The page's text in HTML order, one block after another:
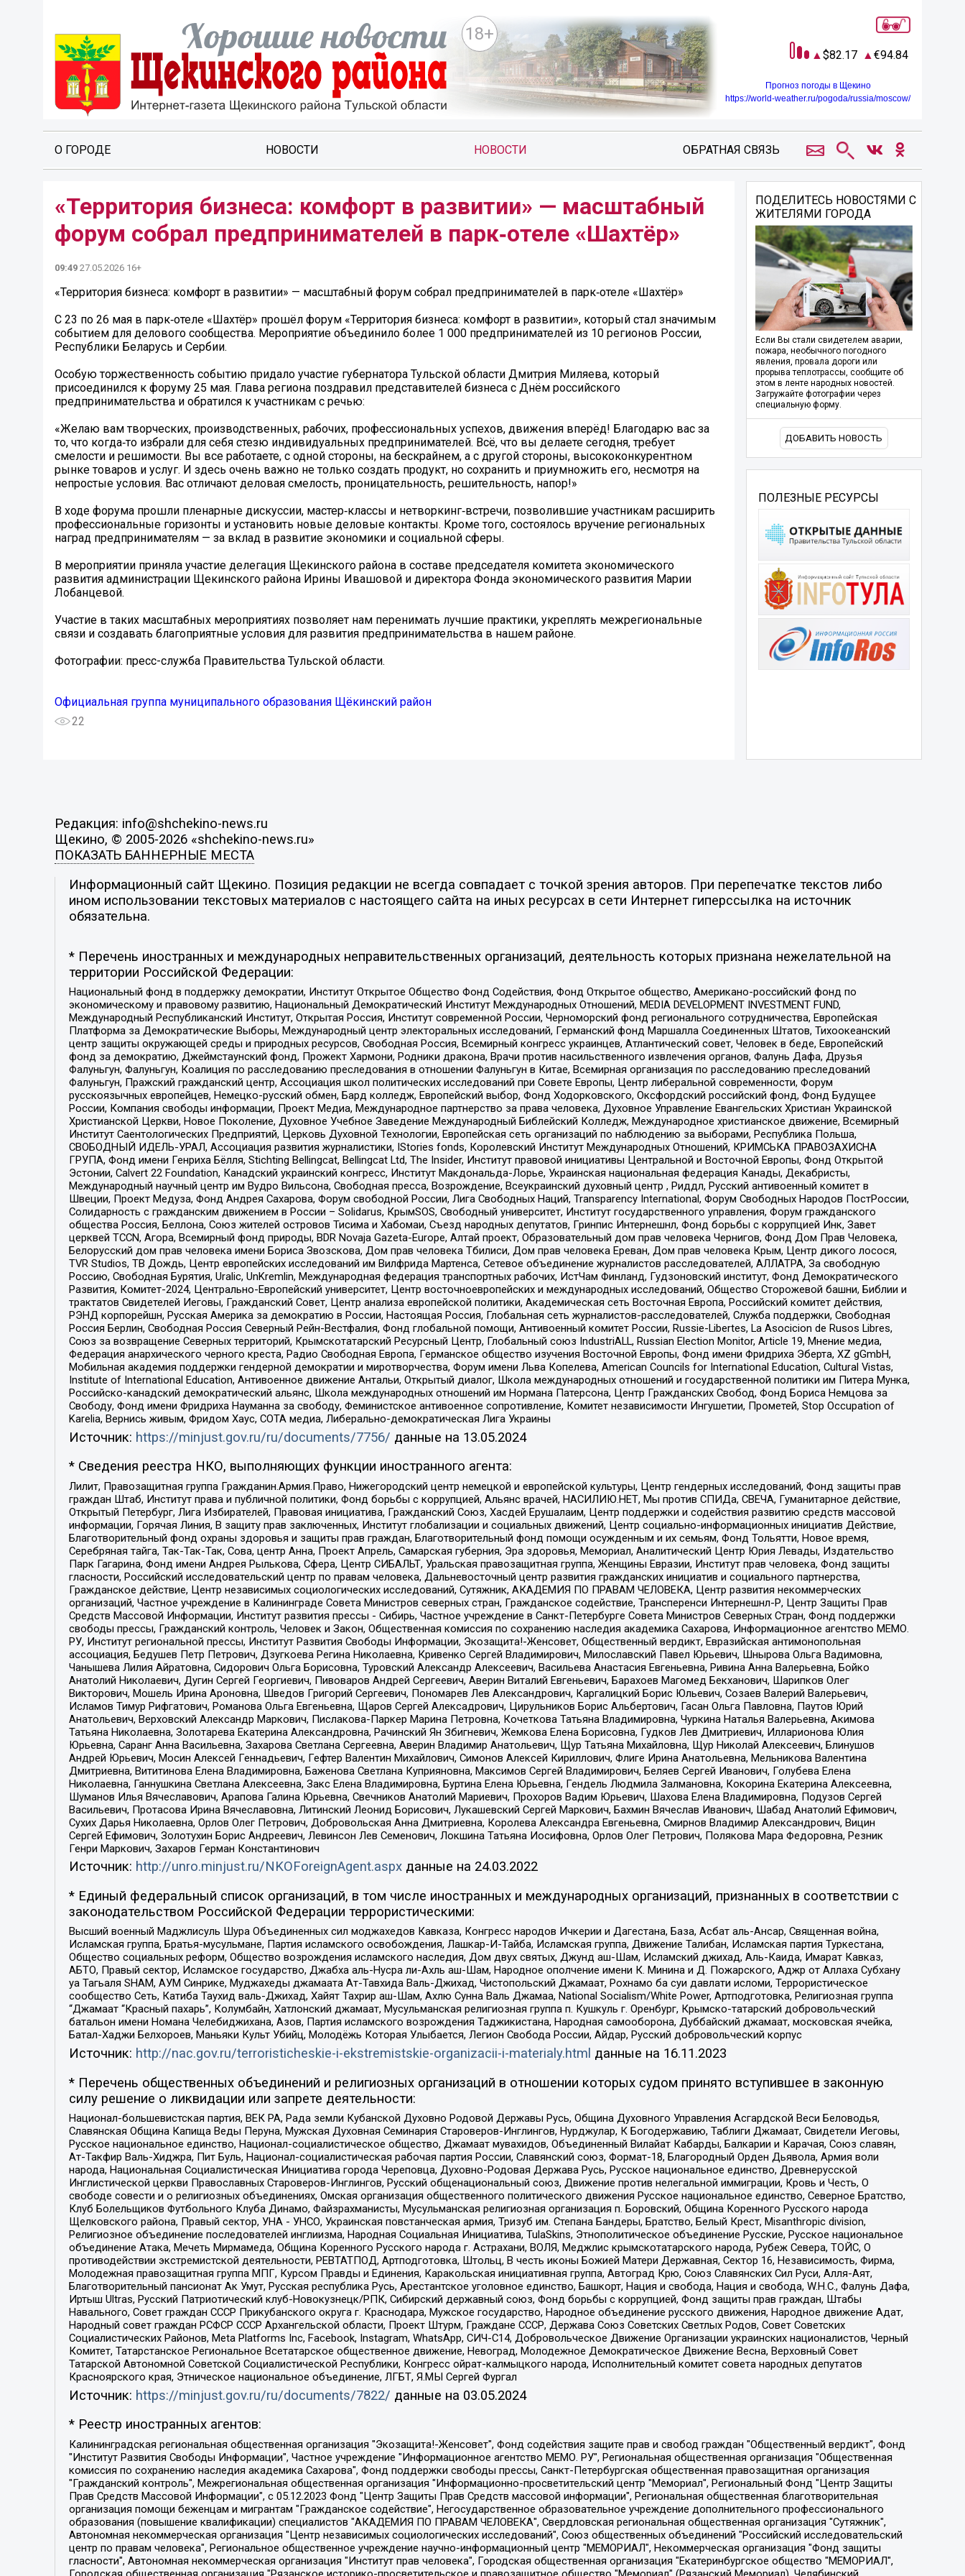
18+
82.17 94.84
Прогноз погоды в Щекино
https://world-weather.ru/pogoda/russia/moscow/
О ГОРОДЕ НОВОСТИ НОВОСТИ ОБРАТНАЯ СВЯЗЬ
«Территория бизнеса: комфорт в развитии» — масштабный
форум собрал предпринимателей в парк‑отеле «Шахтёр»
09:49 27.05.2026 16+
«Территория бизнеса: комфорт в развитии» — масштабный форум собрал предпринимателей в парк‑отеле «Шахтёр»
С 23 по 26 мая в парк‑отеле «Шахтёр» прошёл форум «Территория бизнеса: комфорт в развитии», который стал значимым
событием для делового сообщества. Мероприятие объединило более 1 000 предпринимателей из 10 регионов России,
Республики Беларусь и Сербии.
Особую торжественность событию придало участие губернатора Тульской области Дмитрия Миляева, который
присоединился к форуму 25 мая. Глава региона поздравил представителей бизнеса с Днём российского
предпринимательства и обратился к участникам с речью:
«Желаю вам творческих, производственных, рабочих, профессиональных успехов, движения вперёд! Благодарю вас за
то, что когда‑то избрали для себя стезю индивидуальных предпринимателей. Всё, что вы делаете сегодня, требует
смелости и решимости. Вы все работаете, с одной стороны, на бескрайнем, а с другой стороны, высококонкурентном
рынке товаров и услуг. И здесь очень важно не только создать продукт, но сохранить и приумножить его, несмотря на
непростые условия. Вас отличают деловая смелость, проницательность, решительность, напор!»
В ходе форума прошли пленарные дискуссии, мастер‑классы и нетворкинг‑встречи, позволившие участникам расширить
профессиональные горизонты и установить новые деловые контакты. Кроме того, состоялось вручение региональных
наград предпринимателям — за вклад в развитие экономики и социальной сферы.
В мероприятии приняла участие делегация Щекинского района в составе председателя комитета экономического
развития администрации Щекинского района Ирины Ивашовой и директора Фонда экономического развития Марии
Лобанцевой.
Участие в таких масштабных мероприятиях позволяет нам перенимать лучшие практики, укреплять межрегиональные
связи и создавать благоприятные условия для развития предпринимательства в нашем районе.
Фотографии: пресс-служба Правительства Тульской области.
Официальная группа муниципального образования Щёкинский район
22
ПОДЕЛИТЕСЬ НОВОСТЯМИ С
ЖИТЕЛЯМИ ГОРОДА
Если Вы стали свидетелем аварии,
пожара, необычного погодного
явления, провала дороги или
прорыва теплотрассы, сообщите об
этом в ленте народных новостей.
Загружайте фотографии через
специальную форму.
ДОБАВИТЬ НОВОСТЬ
ПОЛЕЗНЫЕ РЕСУРСЫ
Редакция: info@shchekino-news.ru
Щекино, © 2005-2026 «shchekino-news.ru»
ПОКАЗАТЬ БАННЕРНЫЕ МЕСТА
Информационный сайт Щекино. Позиция редакции не всегда совпадает с точкой зрения авторов. При перепечатке текстов либо
ином использовании текстовых материалов с настоящего сайта на иных ресурсах в сети Интернет гиперссылка на источник
обязательна.
* Перечень иностранных и международных неправительственных организаций, деятельность которых признана нежелательной на
территории Российской Федерации:
Национальный фонд в поддержку демократии, Институт Открытое Общество Фонд Содействия, Фонд Открытое общество, Американо-российский фонд по
экономическому и правовому развитию, Национальный Демократический Институт Международных Отношений, MEDIA DEVELOPMENT INVESTMENT FUND,
Международный Республиканский Институт, Открытая Россия, Институт современной России, Черноморский фонд регионального сотрудничества, Европейская
Платформа за Демократические Выборы, Международный центр электоральных исследований, Германский фонд Маршалла Соединенных Штатов, Тихоокеанский
центр защиты окружающей среды и природных ресурсов, Свободная Россия, Всемирный конгресс украинцев, Атлантический совет, Человек в беде, Европейский
фонд за демократию, Джеймстаунский фонд, Прожект Хармони, Родники дракона, Врачи против насильственного извлечения органов, Фалунь Дафа, Друзья
Фалуньгун, Фалуньгун, Коалиция по расследованию преследования в отношении Фалуньгун в Китае, Всемирная организация по расследованию преследований
Фалуньгун, Пражский гражданский центр, Ассоциация школ политических исследований при Совете Европы, Центр либеральной современности, Форум
русскоязычных европейцев, Немецко-русский обмен, Бард колледж, Европейский выбор, Фонд Ходорковского, Оксфордский российский фонд, Фонд Будущее
России, Компания свободы информации, Проект Медиа, Международное партнерство за права человека, Духовное Управление Евангельских Христиан Украинской
Христианской Церкви, Новое Поколение, Духовное Учебное Заведение Международный Библейский Колледж, Международное христианское движение, Всемирный
Институт Саентологических Предприятий, Церковь Духовной Технологии, Европейская сеть организаций по наблюдению за выборами, Республика Польша,
СВОБОДНЫЙ ИДЕЛЬ-УРАЛ, Ассоциация развития журналистики, IStories fonds, Королевский Институт Международных Отношений, КРИМСЬКА ПРАВОЗАХИСНА
ГРУПА, Фонд имени Генриха Бёлля, Stichting Bellingcat, Bellingcat Ltd, The Insider, Институт правовой инициативы Центральной и Восточной Европы, Фонд Открытой
Эстонии, Calvert 22 Foundation, Канадский украинский конгресс, Институт Макдональда-Лорье, Украинская национальная федерация Канады, Декабристы,
Международный научный центр им Вудро Вильсона, Свободная пресса, Возрождение, Всеукраинский духовный центр , Риддл, Русский антивоенный комитет в
Швеции, Проект Медуза, Фонд Андрея Сахарова, Форум свободной России, Лига Свободных Наций, Transparеncy International, Форум Свободных Народов ПостРоссии,
Солидарность с гражданским движением в России – Solidarus, КрымSOS, Свободный университет, Институт государственного управления, Форум гражданского
общества Россия, Беллона, Союз жителей островов Тисима и Хабомаи, Съезд народных депутатов, Гринпис Интернешнл, Фонд борьбы с коррупцией Инк, Завет
церквей TCCN, Агора, Всемирный фонд природы, BDR Novaja Gazeta-Europe, Алтай проект, Образовательный дом прав человека Чернигов, Фонд Дом Прав Человека,
Белорусский дом прав человека имени Бориса Звозскова, Дом прав человека Тбилиси, Дом прав человека Ереван, Дом прав человека Крым, Центр дикого лосося,
TVR Studios, ТВ Дождь, Центр европейских исследований им Вилфрида Мартенса, Сетевое объединение журналистов расследователей, АЛЛАТРА, За свободную
Россию, Свободная Бурятия, Uralic, UnKremlin, Международная федерация транспортных рабочих, ИстЧам Финланд, Гудзоновский институт, Фонд Демократического
Развития, Комитет-2024, Центрально-Европейский университет, Центр восточноевропейских и международных исследований, Общество Сторожевой башни, Библии и
трактатов Свидетелей Иеговы, Гражданский Совет, Центр анализа европейской политики, Академическая сеть Восточная Европа, Российский комитет действия,
РЭНД корпорейшн, Русская Америка за демократию в России, Настоящая Россия, Глобальная сеть журналистов-расследователей, Служба поддержки, Свободная
Россия Берлин, Свободная Россия Северный Рейн-Вестфалия, Фонд глобальной помощи, Антивоенный комитет России, Russie-Libertes, La Asocicion de Rusos Libres,
Союз за возвращение Северных территорий, Крымскотатарский Ресурсный Центр, Глобальный союз IndustriALL, Russian Election Monitor, Article 19, Мнение медиа,
Федерация анархического черного креста, Радио Свободная Европа, Германское общество изучения Восточной Европы, Фонд имени Фридриха Эберта, XZ gGmbH,
Мобильная академия поддержки гендерной демократии и миротворчества, Форум имени Льва Копелева, American Councils for International Education, Cultural Vistas,
Institute of International Education, Антивоенное движение Антальи, Открытый диалог, Школа международных отношений и государственной политики им Питера Мунка,
Российско-канадский демократический альянс, Школа международных отношений им Нормана Патерсона, Центр Гражданских Свобод, Фонд Бориса Немцова за
Свободу, Фонд имени Фридриха Науманна за свободу, Феминистское антивоенное сопротивление, Комитет независимости Ингушетии, Прометей, Stop Occupation of
Karelia, Вернись живым, Фридом Хаус, СОТА медиа, Либерально-демократическая Лига Украины
Источник: https://minjust.gov.ru/ru/documents/7756/ данные на 13.05.2024
* Сведения реестра НКО, выполняющих функции иностранного агента:
Лилит, Правозащитная группа Гражданин.Армия.Право, Нижегородский центр немецкой и европейской культуры, Центр гендерных исследований, Фонд защиты прав
граждан Штаб, Институт права и публичной политики, Фонд борьбы с коррупцией, Альянс врачей, НАСИЛИЮ.НЕТ, Мы против СПИДа, СВЕЧА, Гуманитарное действие,
Открытый Петербург, Лига Избирателей, Правовая инициатива, Гражданский Союз, Хасдей Ерушалаим, Центр поддержки и содействия развитию средств массовой
информации, Горячая Линия, В защиту прав заключенных, Институт глобализации и социальных движений, Центр социально-информационных инициатив Действие,
Благотворительный фонд охраны здоровья и защиты прав граждан, Благотворительный фонд помощи осужденным и их семьям, Фонд Тольятти, Новое время,
Серебряная тайга, Так-Так-Так, Сова, центр Анна, Проект Апрель, Самарская губерния, Эра здоровья, Мемориал, Аналитический Центр Юрия Левады, Издательство
Парк Гагарина, Фонд имени Андрея Рылькова, Сфера, Центр СИБАЛЬТ, Уральская правозащитная группа, Женщины Евразии, Институт прав человека, Фонд защиты
гласности, Российский исследовательский центр по правам человека, Дальневосточный центр развития гражданских инициатив и социального партнерства,
Гражданское действие, Центр независимых социологических исследований, Сутяжник, АКАДЕМИЯ ПО ПРАВАМ ЧЕЛОВЕКА, Центр развития некоммерческих
организаций, Частное учреждение в Калининграде Совета Министров северных стран, Гражданское содействие, Трансперенси Интернешнл-Р, Центр Защиты Прав
Средств Массовой Информации, Институт развития прессы - Сибирь, Частное учреждение в Санкт-Петербурге Совета Министров Северных Стран, Фонд поддержки
свободы прессы, Гражданский контроль, Человек и Закон, Общественная комиссия по сохранению наследия академика Сахарова, Информационное агентство МЕМО.
РУ, Институт региональной прессы, Институт Развития Свободы Информации, Экозащита!-Женсовет, Общественный вердикт, Евразийская антимонопольная
ассоциация, Бедушев Петр Петрович, Дзугкоева Регина Николаевна, Кривенко Сергей Владимирович, Милославский Павел Юрьевич, Шнырова Ольга Вадимовна,
Чанышева Лилия Айратовна, Сидорович Ольга Борисовна, Туровский Александр Алексеевич, Васильева Анастасия Евгеньевна, Ривина Анна Валерьевна, Бойко
Анатолий Николаевич, Дугин Сергей Георгиевич, Пивоваров Андрей Сергеевич, Аверин Виталий Евгеньевич, Барахоев Магомед Бекханович, Шарипков Олег
Викторович, Мошель Ирина Ароновна, Шведов Григорий Сергеевич, Пономарев Лев Александрович, Каргалицкий Борис Юльевич, Созаев Валерий Валерьевич,
Исламов Тимур Рифгатович, Романова Ольга Евгеньевна, Щаров Сергей Алексадрович, Цирульников Борис Альбертович, Гасан Ольга Павловна, Паутов Юрий
Анатольевич, Верховский Александр Маркович, Пислакова-Паркер Марина Петровна, Кочеткова Татьяна Владимировна, Чуркина Наталья Валерьевна, Акимова
Татьяна Николаевна, Золотарева Екатерина Александровна, Рачинский Ян Збигневич, Жемкова Елена Борисовна, Гудков Лев Дмитриевич, Илларионова Юлия
Юрьевна, Саранг Анна Васильевна, Захарова Светлана Сергеевна, Аверин Владимир Анатольевич, Щур Татьяна Михайловна, Щур Николай Алексеевич, Блинушов
Андрей Юрьевич, Мосин Алексей Геннадьевич, Гефтер Валентин Михайлович, Симонов Алексей Кириллович, Флиге Ирина Анатольевна, Мельникова Валентина
Дмитриевна, Вититинова Елена Владимировна, Баженова Светлана Куприяновна, Максимов Сергей Владимирович, Беляев Сергей Иванович, Голубева Елена
Николаевна, Ганнушкина Светлана Алексеевна, Закс Елена Владимировна, Буртина Елена Юрьевна, Гендель Людмила Залмановна, Кокорина Екатерина Алексеевна,
Шуманов Илья Вячеславович, Арапова Галина Юрьевна, Свечников Анатолий Мариевич, Прохоров Вадим Юрьевич, Шахова Елена Владимировна, Подузов Сергей
Васильевич, Протасова Ирина Вячеславовна, Литинский Леонид Борисович, Лукашевский Сергей Маркович, Бахмин Вячеслав Иванович, Шабад Анатолий Ефимович,
Сухих Дарья Николаевна, Орлов Олег Петрович, Добровольская Анна Дмитриевна, Королева Александра Евгеньевна, Смирнов Владимир Александрович, Вицин
Сергей Ефимович, Золотухин Борис Андреевич, Левинсон Лев Семенович, Локшина Татьяна Иосифовна, Орлов Олег Петрович, Полякова Мара Федоровна, Резник
Генри Маркович, Захаров Герман Константинович
Источник: http://unro.minjust.ru/NKOForeignAgent.aspxданные на 24.03.2022
* Единый федеральный список организаций, в том числе иностранных и международных организаций, признанных в соответствии с
законодательством Российской Федерации террористическими:
Высший военный Маджлисуль Шура Объединенных сил моджахедов Кавказа, Конгресс народов Ичкерии и Дагестана, База, Асбат аль-Ансар, Священная война,
Исламская группа, Братья-мусульмане, Партия исламского освобождения, Лашкар-И-Тайба, Исламская группа, Движение Талибан, Исламская партия Туркестана,
Общество социальных реформ, Общество возрождения исламского наследия, Дом двух святых, Джунд аш-Шам, Исламский джихад, Аль-Каида, Имарат Кавказ,
АБТО, Правый сектор, Исламское государство, Джабха аль-Нусра ли-Ахль аш-Шам, Народное ополчение имени К. Минина и Д. Пожарского, Аджр от Аллаха Субхану
уа Тагьаля SHAM, АУМ Синрике, Муджахеды джамаата Ат-Тавхида Валь-Джихад, Чистопольский Джамаат, Рохнамо ба суи давлати исломи, Террористическое
сообщество Сеть, Катиба Таухид валь-Джихад, Хайят Тахрир аш-Шам, Ахлю Сунна Валь Джамаа, National Socialism/White Power, Артподготовка, Религиозная группа
“Джамаат “Красный пахарь”, Колумбайн, Хатлонский джамаат, Мусульманская религиозная группа п. Кушкуль г. Оренбург, Крымско-татарский добровольческий
батальон имени Номана Челебиджихана, Азов, Партия исламского возрождения Таджикистана, Народная самооборона, Дуббайский джамаат, московская ячейка,
Батал-Хаджи Белхороев, Маньяки Культ Убийц, Молодёжь Которая Улыбается, Легион Свобода России, Айдар, Русский добровольческий корпус
Источник: http://nac.gov.ru/terroristicheskie-i-ekstremistskie-organizacii-i-materialy.html данные на 16.11.2023
* Перечень общественных объединений и религиозных организаций в отношении которых судом принято вступившее в законную
силу решение о ликвидации или запрете деятельности:
Национал-большевистская партия, ВЕК РА, Рада земли Кубанской Духовно Родовой Державы Русь, Община Духовного Управления Асгардской Веси Беловодья,
Славянская Община Капища Веды Перуна, Мужская Духовная Семинария Староверов-Инглингов, Нурджулар, К Богодержавию, Таблиги Джамаат, Свидетели Иеговы,
Русское национальное единство, Национал-социалистическое общество, Джамаат мувахидов, Объединенный Вилайат Кабарды, Балкарии и Карачая, Союз славян,
Ат-Такфир Валь-Хиджра, Пит Буль, Национал-социалистическая рабочая партия России, Славянский союз, Формат-18, Благородный Орден Дьявола, Армия воли
народа, Национальная Социалистическая Инициатива города Череповца, Духовно-Родовая Держава Русь, Русское национальное единство, Древнерусской
Инглистической церкви Православных Староверов-Инглингов, Русский общенациональный союз, Движение против нелегальной иммиграции, Кровь и Честь, О
свободе совести и о религиозных объединениях, Омская организация общественного политического движения Русское национальное единство, Северное Братство,
Клуб Болельщиков Футбольного Клуба Динамо, Файзрахманисты, Мусульманская религиозная организация п. Боровский, Община Коренного Русского народа
Щелковского района, Правый сектор, УНА - УНСО, Украинская повстанческая армия, Тризуб им. Степана Бандеры, Братство, Белый Крест, Misanthropic division,
Религиозное объединение последователей инглиизма, Народная Социальная Инициатива, TulaSkins, Этнополитическое объединение Русские, Русское национальное
объединение Атака, Мечеть Мирмамеда, Община Коренного Русского народа г. Астрахани, ВОЛЯ, Меджлис крымскотатарского народа, Рубеж Севера, ТОЙС, О
противодействии экстремистской деятельности, РЕВТАТПОД, Артподготовка, Штольц, В честь иконы Божией Матери Державная, Сектор 16, Независимость, Фирма,
Молодежная правозащитная группа МПГ, Курсом Правды и Единения, Каракольская инициативная группа, Автоград Крю, Союз Славянских Сил Руси, Алля-Аят,
Благотворительный пансионат Ак Умут, Русская республика Русь, Арестантское уголовное единство, Башкорт, Нация и свобода, Нация и свобода, W.H.С., Фалунь Дафа,
Иртыш Ultras, Русский Патриотический клуб-Новокузнецк/РПК, Сибирский державный союз, Фонд борьбы с коррупцией, Фонд защиты прав граждан, Штабы
Навального, Совет граждан СССР Прикубанского округа г. Краснодара, Мужское государство, Народное объединение русского движения, Народное движение Адат,
Народный совет граждан РСФСР СССР Архангельской области, Проект Штурм, Граждане СССР, Держава Союз Советских Светлых Родов, Совет Советских
Социалистических Районов, Meta Platforms Inc, Facebook, Instagram, WhatsApp, СИЧ-С14, Добровольческое Движение Организации украинских националистов, Черный
Комитет, Татарстанское Региональное Всетатарское общественное движение, Невоград, Молодежное Демократическое Движение Весна, Верховный Совет
Татарской Автономной Советской Социалистической Республики, Конгресс ойрат-калмыцкого народа, Исполнительный комитет совета народных депутатов
Красноярского края, Этническое национальное объединение, ЛГБТ, Я.МЫ Сергей Фургал
Источник: https://minjust.gov.ru/ru/documents/7822/ данные на 03.05.2024
* Реестр иностранных агентов:
Калининградская региональная общественная организация "Экозащита!-Женсовет", Фонд содействия защите прав и свобод граждан "Общественный вердикт", Фонд "Институт Развития Свободы Информации", Частное учреждение "Информационное агентство МЕМО. РУ", Региональная общественная организация "Общественная комиссия по сохранению наследия академика Сахарова", Фонд поддержки свободы прессы, Санкт-Петербургская общественная правозащитная организация "Гражданский контроль", Межрегиональная общественная организация "Информационно-просветительский центр "Мемориал", Региональный Фонд "Центр Защиты Прав Средств Массовой Информации", с 05.12.2023 Фонд "Центр Защиты Прав Средств массовой информации", Региональная общественная благотворительная организация помощи беженцам и мигрантам "Гражданское содействие", Негосударственное образовательное учреждение дополнительного профессионального образования (повышение квалификации) специалистов "АКАДЕМИЯ ПО ПРАВАМ ЧЕЛОВЕКА", Свердловская региональная общественная организация "Сутяжник", Автономная некоммерческая организация "Центр независимых социологических исследований", Союз общественных объединений "Российский исследовательский центр по правам человека", Региональное общественное учреждение научно-информационный центр "МЕМОРИАЛ", Некоммерческая организация "Фонд защиты гласности", Автономная некоммерческая организация "Институт прав человека", Городская общественная организация "Екатеринбургское общество "МЕМОРИАЛ", Городская общественная организация "Рязанское историко-просветительское и правозащитное общество "Мемориал" (Рязанский Мемориал), Челябинский региональный орган общественной самодеятельности – женское общественное объединение "Женщины Евразии", Челябинский региональный орган общественной самодеятельности "Уральская правозащитная группа", Фонд содействия защите здоровья и социальной справедливости имени Андрея Рылькова, Автономная Некоммерческая Организация "Аналитический Центр Юрия Левады", Автономная некоммерческая организация социальной поддержки населения "Проект Апрель", Региональная общественная организация помощи женщинам и детям, находящимся в кризисной ситуации "Информационно-методический центр "Анна", Фонд содействия развитию массовых коммуникаций и правовому просвещению "Так-так-Так", Фонд содействия устойчивому развитию "Серебряная тайга", Свердловский региональный общественный фонд социальных проектов "Новое время", "Idel.Реалии", Кавказ.Реалии, Крым.Реалии, Телеканал Настоящее Время, Татаро-башкирская служба Радио Свобода (Azatliq Radiosi), Радио Свободная Европа/Радио Свобода (PCE/PC), "Сибирь.Реалии", "Фактограф", Благотворительный фонд помощи осужденным и их семьям, Автономная некоммерческая организация "Институт глобализации и социальных движений", Фонд "В защиту прав заключенных", Частное учреждение "Центр поддержки и содействия развитию средств массовой информации", Пензенский региональный общественный благотворительный фонд "Гражданский союз", "Север.Реалии", Некоммерческая организация Фонд "Правовая инициатива", Общество с ограниченной ответственностью "Радио Свободная Европа/Радио Свобода", Чешское информационное агентство "MEDIUM-ORIENT", Красноярская региональная общественная организация "Мы против СПИДа", Камалягин Денис Николаевич, Маркелов Сергей Евгеньевич, Пономарев Лев Александрович, Савицкая Людмила Алексеевна, Автономная некоммерческая организация "Центр по работе с проблемой насилия "НАСИЛИЮ.НЕТ", Межрегиональный профессиональный союз работников здравоохранения "Альянс врачей", Юридическое лицо, зарегистрированное в Латвийской Республике, SIA "Medusa Project" (регистрационный номер 40103797863, дата регистрации 10.06.2014), Некоммерческая организация "Фонд по борьбе с коррупцией", Автономная некоммерческая организация "Институт права и публичной политики", Баданин Роман Сергеевич, Гликин Максим Александрович, Железнова Мария Михайловна, Лукьянова Юлия Сергеевна, Маетная Елизавета Витальевна, Маняхин Петр Борисович, Чуракова Ольга Владимировна, Ярош Юлия Петровна, Юридическое лицо "The Insider SIA", зарегистрированное в Риге, Латвийская Республика (дата регистрации 26.06.2015), являющееся администратором доменного имени интернет-издания "The Insider SIA", https://theins.ru, Постернак Алексей Евгеньевич, Рубин Михаил Аркадьевич, Анин Роман Александрович, Юридическое лицо Istories fonds, зарегистрированное в Латвийской Республике (регистрационный номер 50008295751, дата регистрации 24.02.2020), Великовский Дмитрий Александрович, Долинина Ирина Николаевна, Мароховская Алеся Алексеевна, Шлейнов Роман Юрьевич, Шмагун Олеся Валентиновна, Общество с ограниченной ответственностью "Альтаир 2021", Общество с ограниченной ответственностью "Вега 2021", Общество с ограниченной ответственностью "Главный редактор 2021", Общество с ограниченной ответственностью "Ромашки монолит", Важенков Артем Валерьевич, Ивановская областная общественная организация "Центр гендерных исследований", Гурман Юрий Альбертович, Медиапроект "ОВД-Инфо", Егоров Владимир Владимирович, Жилинский Владимир Александрович, Общество с ограниченной ответственностью "ЗП", Иванова София Юрьевна, Карезина Инна Павловна, Кильтау Екатерина Викторовна, Петров Алексей Викторович, Пискунов Сергей Евгеньевич, Смирнов Сергей Сергеевич, Тихонов Михаил Сергеевич, Общество с ограниченной ответственностью "ЖУРНАЛИСТ-ИНОСТРАННЫЙ АГЕНТ", Арапова Галина Юрьевна, Вольтская Татьяна Анатольевна, Американская компания "Mason G.E.S. Anonymous Foundation" (США), являющаяся владельцем интернет-издания https://mnews.world/, Компания "Stichting Bellingcat", зарегистрированная в Нидерландах (дата регистрации 11.07.2018), Захаров Андрей Вячеславович, Клепиковская Екатерина Дмитриевна, Общество с ограниченной ответственностью "МЕМО", Перл Роман Александрович, Симонов Евгений Алексеевич, Соловьева Елена Анатольевна, Сотников Даниил Владимирович, Сурначева Елизавета Дмитриевна, Автономная некоммерческая организация по защите прав человека и информированию населения "Якутия – Наше Мнение", Общество с ограниченной ответственностью "Москоу диджитал медиа", с 26.01.2023 Общество с ограниченной ответственностью "Чайка Белые сады", Ветошкина Валерия Валерьевна, Заговора Максим Александрович, Межрегиональное общественное движение "Российская ЛГБТ - сеть", Оленичев Максим Владимирович, Павлов Иван Юрьевич, Скворцова Елена Сергеевна, Общество с ограниченной ответственностью "Как бы инагент", Кочетков Игорь Викторович, Общество с ограниченной ответственностью "Честные выборы", Еланчик Олег Александрович, Общество с ограниченной ответственностью "Нобелевский призыв", Гималова Регина Эмилевна, Григорьев Андрей Валерьевич, Григорьева Алина Александровна, Ассоциация по содействию защите прав призывников, альтернативнослужащих и военнослужащих "Правозащитная группа "Гражданин.Армия.Право", Хисамова Регина Фаритовна, Автономная некоммерческая организация по реализации социально-правовых программ "Лилит", Дальневосточное общественное движение "Маяк", Санкт-Петербургская ЛГБТ-инициативная группа "Выход", Инициативная группа ЛГБТ+ "Реверс", Алексеев Андрей Викторович, Бекбулатова Таисия Львовна, Беляев Иван Михайлович, Владыкина Елена Сергеевна, Гельман Марат Александрович, Никульшина Вероника Юрьевна, Толоконникова Надежда Андреевна, Шендерович Виктор Анатольевич, Общество с ограниченной ответственностью "Данное сообщение", Общество с ограниченной ответственностью Издательский дом "Новая глава", Айнбиндер Александра Александровна, Московский комьюнити-центр для ЛГБТ+инициатив, Благотворительный фонд развития филантропии, Deutsche Welle (Германия, Kurt-Schumacher-Strasse 3, 53113 Bonn), Борзунова Мария Михайловна, Воробьев Виктор Викторович, Голубева Анна Львовна, Константинова Алла Михайловна, Малкова Ирина Владимировна, Мурадов Мурад Абдулгалимович, Осетинская Елизавета Николаевна, Понасенков Евгений Николаевич, Ганапольский Матвей Юрьевич, Киселев Евгений Алексеевич, Борухович Ирина Григорьевна, Дремин Иван Тимофеевич, Дубровский Дмитрий Викторович, Красноярская региональная общественная организация поддержки и развития альтернативных образовательных технологий и межкультурных коммуникаций "ИНТЕРРА", Маяковская Екатерина Алексеевна, Фейгин Марк Захарович, Филимонов Андрей Викторович, Дзугкоева Регина Николаевна, Доброхотов Роман Александрович, Дудь Юрий Александрович, Елкин Сергей Владимирович, Кругликов Кирилл Игоревич, Сабунаева Мария Леонидовна, Семенов Алексей Владимирович, Шаинян Карен Багратович, Шульман Екатерина Михайловна, Асафьев Артур Валерьевич, Вахштайн Виктор Семенович, Венедиктов Алексей Алексеевич, Лушникова Екатерина Евгеньевна, Волков Леонид Михайлович, Невзоров Александр Глебович, Пархоменко Сергей Борисович, Сироткин Ярослав Николаевич, Кара-Мурза Владимир Владимирович, Баранова Наталья Владимировна, Гозман Леонид Яковлевич, Кагарлицкий Борис Юльевич, Климарев Михаил Валерьевич, Милов Владимир Станиславович, Автономная некоммерческая организация Краснодарский центр современного искусства "Типография", Моргенштерн Алишер Тагирович, Соболь Любовь Эдуардовна, Общество с ограниченной ответственностью "ЛИЗА НОРМ", Каспаров Гарри Кимович, Ходорковский Михаил Борисович, Общество с ограниченной ответственностью "Апрельские тезисы", Данилович Ирина Брониславовна, Кашин Олег Владимирович, Петров Николай Владимирович, Пивоваров Алексей Владимирович, Соколов Михаил Владимирович, Цветкова Юлия Владимировна, Чичваркин Евгений Александрович, Комитет против пыток/Команда против пыток, Общество с ограниченной ответственностью "Первый научный", Общество с ограниченной ответственностью "Вертолет и ко", Белоцерковская Вероника Борисовна, Кац Максим Евгеньевич, Лазарева Татьяна Юрьевна, Шаведдинов Руслан Табризович, Яшин Илья Валерьевич, Общество с ограниченной ответственностью "Иноагент ААВ", Алешковский Дмитрий Петрович, Альбац Евгения Марковна, Быков Дмитрий Львович, Галямина Юлия Евгеньевна, Лойко Сергей Леонидович, Мартынов Кирилл Константинович, Медведев Сергей Александрович, Крашенинников Федор Геннадиевич, Гордеева Катерина Вл